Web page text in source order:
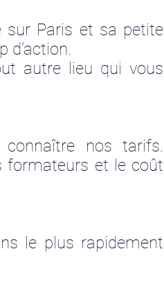
sur Paris et sa petite
d’action.
autre lieu qui vous
nos tarifs.
formateurs et le coût
le plus rapidement